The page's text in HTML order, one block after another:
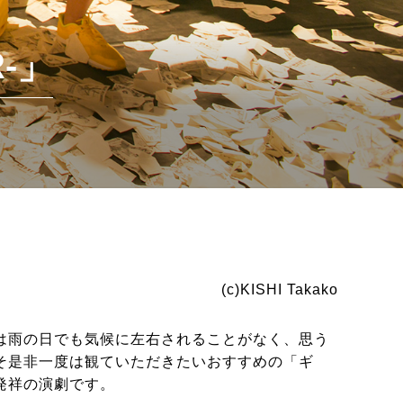
」
(c)KISHI Takako
の日でも気候に左右されることがなく、思う
非一度は観ていただきたいおすすめの「ギ
の演劇です。